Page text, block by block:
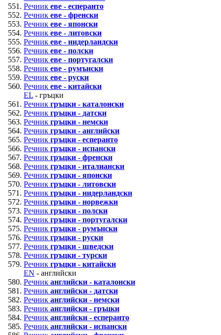
Речник еве - есперанто
Речник еве - френски
Речник еве - японски
Речник еве - литовски
Речник еве - нидерландски
Речник еве - полски
Речник еве - португалски
Речник еве - румънски
Речник еве - руски
Речник еве - китайски
EL - гръцки
Речник гръцки - каталонски
Речник гръцки - датски
Речник гръцки - немски
Речник гръцки - английски
Речник гръцки - есперанто
Речник гръцки - испански
Речник гръцки - френски
Речник гръцки - италиански
Речник гръцки - японски
Речник гръцки - литовски
Речник гръцки - нидерландски
Речник гръцки - норвежки
Речник гръцки - полски
Речник гръцки - португалски
Речник гръцки - румънски
Речник гръцки - руски
Речник гръцки - шведски
Речник гръцки - турски
Речник гръцки - китайски
EN - английски
Речник английски - каталонски
Речник английски - датски
Речник английски - немски
Речник английски - гръцки
Речник английски - есперанто
Речник английски - испански